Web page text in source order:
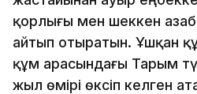
қорлығы мен шеккен
айтып отыратын. Ұшқан
құм арасындағы Тарым
жыл өмірі өксіп келген